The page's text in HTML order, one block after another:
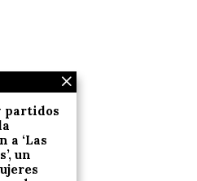
partidos
a ‘Las
un